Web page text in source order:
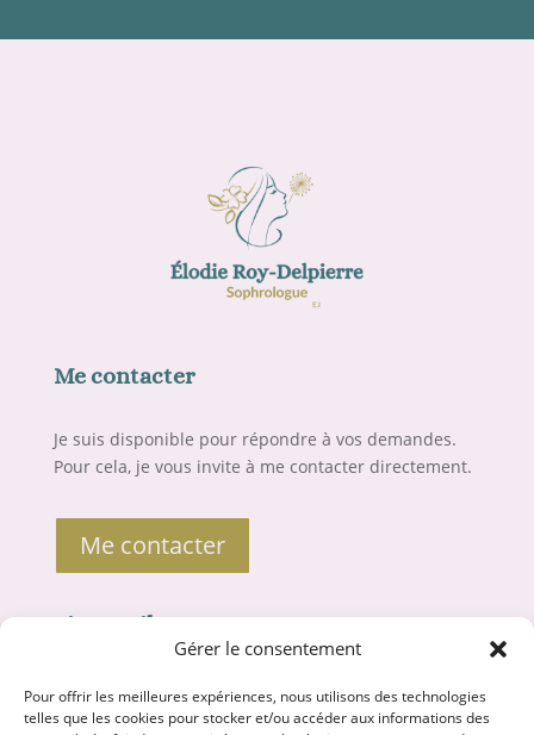
Gérer le consentement
Pour offrir les meilleures expériences, nous utilisons des technologies
telles que les cookies pour stocker et/ou accéder aux informations des
Me contacter
Je suis disponible pour répondre à vos demandes.
Pour cela, je vous invite à me contacter directement.
Me contacter
Liens utiles
Mentions légales
Politique de confidentialité